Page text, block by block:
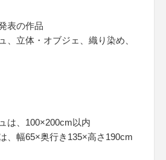
表の作品
、立体・オブジェ、織り染め、
は、100×200cm以内
、幅65×奥行き135×高さ190cm